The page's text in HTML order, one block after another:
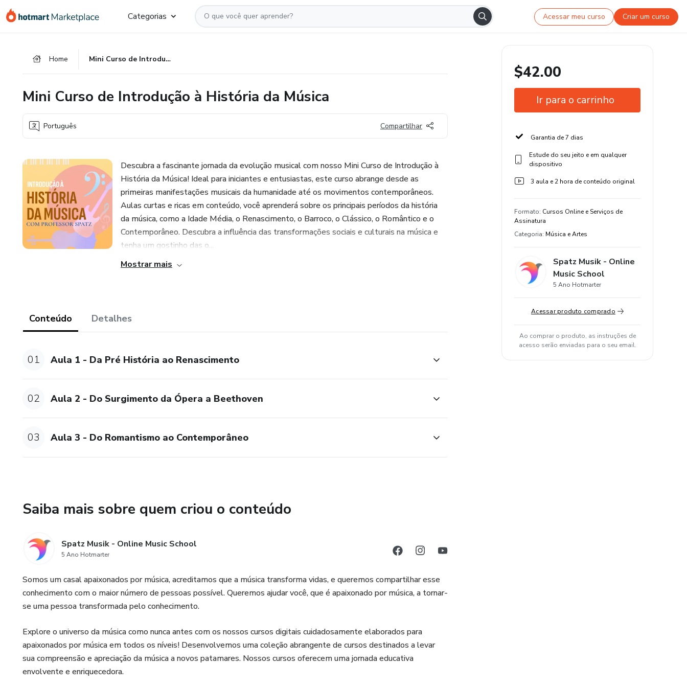
para
para
para
Categorias Acessar meu curso Criar um curso
Home Mini Curso de Introdução à História da Música
Mini Curso de Introdução à História da Música
Português Compartilhar
Descubra a fascinante jornada da evolução musical com nosso Mini Curso de Introdução à
História da Música! Ideal para iniciantes e entusiastas, este curso abrange desde as
primeiras manifestações musicais da humanidade até os movimentos contemporâneos.
Aulas curtas e ricas em conteúdo, você aprenderá sobre os principais períodos da história
da música, como a Idade Média, o Renascimento, o Barroco, o Clássico, o Romântico e o
Contemporâneo. Descubra a influência das transformações sociais e culturais na música e
tenha um gostinho das o...
Mostrar mais
Conteúdo Detalhes
01 Aula 1 - Da Pré História ao Renascimento
02 Aula 2 - Do Surgimento da Ópera a Beethoven
03 Aula 3 - Do Romantismo ao Contemporâneo
Saiba mais sobre quem criou o conteúdo
Spatz Musik - Online Music School
5 Ano Hotmarter
Somos um casal apaixonados por música, acreditamos que a música transforma vidas, e queremos compartilhar esse
conhecimento com o maior número de pessoas possível. Queremos ajudar você, que é apaixonado por música, a tornar-
se uma pessoa transformada pelo conhecimento.
Explore o universo da música como nunca antes com os nossos cursos digitais cuidadosamente elaborados para
apaixonados por música em todos os níveis! Desenvolvemos uma coleção abrangente de cursos destinados a levar
sua compreensão e apreciação da música a novos patamares. Nossos cursos oferecem uma jornada educativa
envolvente e enriquecedora.
$42.00
Ir para o carrinho
Garantia de 7 dias
Estude do seu jeito e em qualquer
dispositivo
3 aula e 2 hora de conteúdo original
Formato: Cursos Online e Serviços de
Assinatura
Categoria: Música e Artes
Spatz Musik - Online
Music School
5 Ano Hotmarter
Acessar produto comprado
Ao comprar o produto, as instruções de
acesso serão enviadas para o seu email.